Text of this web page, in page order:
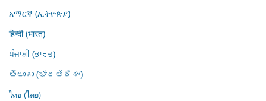
አማርኛ (ኢትዮጵያ)
हिन्दी (भारत)
ਪੰਜਾਬੀ (ਭਾਰਤ)
తెలుగు (భారతదేశం)
ไทย (ไทย)